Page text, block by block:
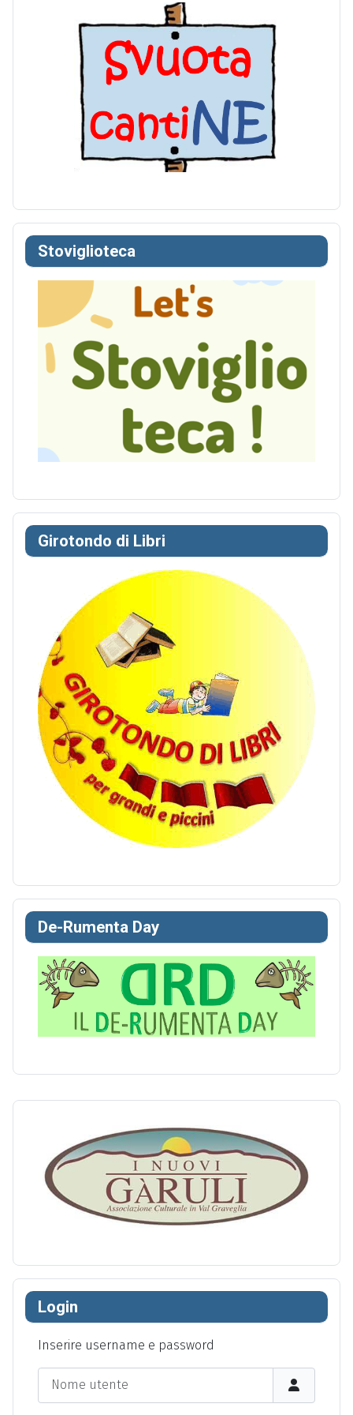
Login
Inserire username e password
Stoviglioteca
Girotondo di Libri
De-Rumenta Day